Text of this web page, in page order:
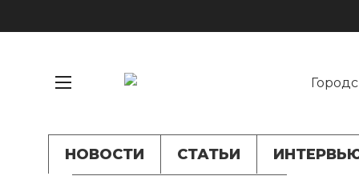
НОВОСТИ СТАТЬИ